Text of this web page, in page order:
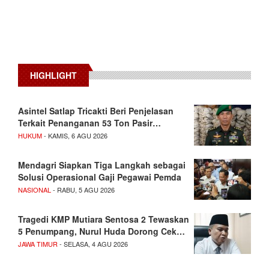
HIGHLIGHT
Asintel Satlap Tricakti Beri Penjelasan
Terkait Penanganan 53 Ton Pasir…
HUKUM- KAMIS, 6 AGU 2026
Mendagri Siapkan Tiga Langkah sebagai
Solusi Operasional Gaji Pegawai Pemda
NASIONAL- RABU, 5 AGU 2026
Tragedi KMP Mutiara Sentosa 2 Tewaskan
5 Penumpang, Nurul Huda Dorong Cek…
JAWA TIMUR- SELASA, 4 AGU 2026